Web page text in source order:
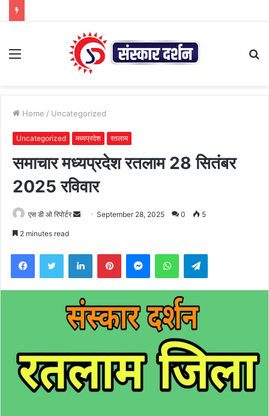
Menu
Home / Uncategorized
Uncategorized मध्यप्रदेश रतलाम
समाचार मध्यप्रदेश रतलाम 28 सितंबर
2025 रविवार
एस डी ओ रिपोर्टर
Send September 28, 2025 0 5
2 minutes read
FacebookTwitter LinkedInPinterestMessengerWhatsAppTelegram